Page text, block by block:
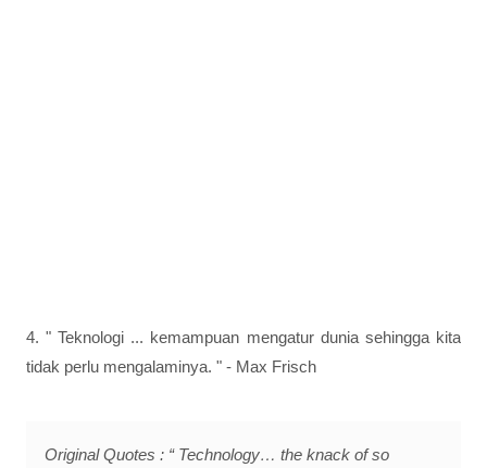
4. " Teknologi ... kemampuan mengatur dunia sehingga kita
tidak perlu mengalaminya. " - Max Frisch
Original Quotes : “ Technology… the knack of so